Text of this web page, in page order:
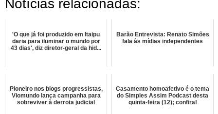
Notícias relacionadas:
'O que já foi produzido em Itaipu
daria para iluminar o mundo por
43 dias', diz diretor-geral da hid...
Barão Entrevista: Renato Simões
fala às mídias independentes
Pioneiro nos blogs progressistas,
Viomundo lança campanha para
sobreviver à derrota judicial
Casamento homoafetivo é o tema
do Simples Assim Podcast desta
quinta-feira (12); confira!